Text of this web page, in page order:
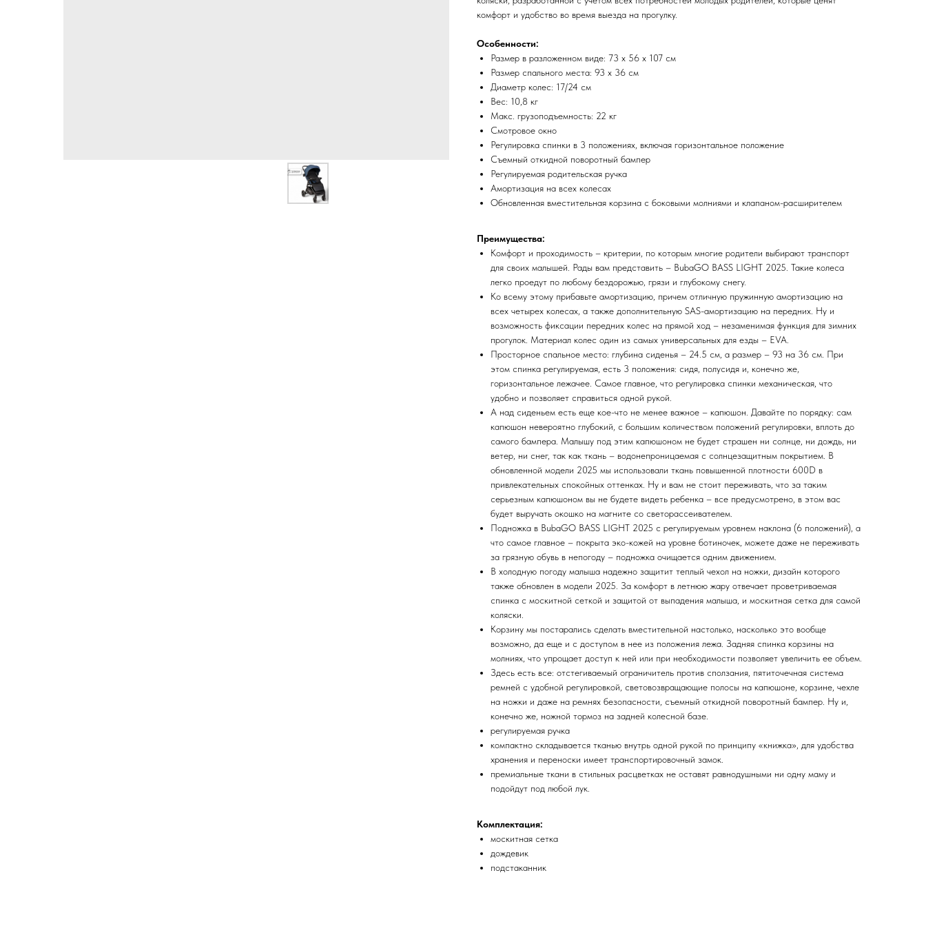
комфорт и удобство во время выезда на прогулку.
Особенности:
Размер в разложенном виде: 73 x 56 х 107 см
Размер спального места: 93 х 36 см
Диаметр колес: 17/24 см
Вес: 10,8 кг
Макс. грузоподъемность: 22 кг
Смотровое окно
Регулировка спинки в 3 положениях, включая горизонтальное положение
Съемный откидной поворотный бампер
Регулируемая родительская ручка
Амортизация на всех колесах
Обновленная вместительная корзина с боковыми молниями и клапаном-расширителем
Преимущества:
Комфорт и проходимость – критерии, по которым многие родители выбирают транспорт
для своих малышей. Рады вам представить – BubaGO BASS LIGHT 2025. Такие колеса
легко проедут по любому бездорожью, грязи и глубокому снегу.
Ко всему этому прибавьте амортизацию, причем отличную пружинную амортизацию на
всех четырех колесах, а также дополнительную SAS-амортизацию на передних. Ну и
возможность фиксации передних колес на прямой ход – незаменимая функция для зимних
прогулок. Материал колес один из самых универсальных для езды – EVA.
Просторное спальное место: глубина сиденья – 24.5 см, а размер – 93 на 36 см. При
этом спинка регулируемая, есть 3 положения: сидя, полусидя и, конечно же,
горизонтальное лежачее. Самое главное, что регулировка спинки механическая, что
удобно и позволяет справиться одной рукой.
А над сиденьем есть еще кое-что не менее важное – капюшон. Давайте по порядку: сам
капюшон невероятно глубокий, с большим количеством положений регулировки, вплоть до
самого бампера. Малышу под этим капюшоном не будет страшен ни солнце, ни дождь, ни
ветер, ни снег, так как ткань – водонепроницаемая с солнцезащитным покрытием. В
обновленной модели 2025 мы использовали ткань повышенной плотности 600D в
привлекательных спокойных оттенках. Ну и вам не стоит переживать, что за таким
серьезным капюшоном вы не будете видеть ребенка – все предусмотрено, в этом вас
будет выручать окошко на магните со светорассеивателем.
Подножка в BubaGO BASS LIGHT 2025 с регулируемым уровнем наклона (6 положений), а
что самое главное – покрыта эко-кожей на уровне ботиночек, можете даже не переживать
за грязную обувь в непогоду – подножка очищается одним движением.
В холодную погоду малыша надежно защитит теплый чехол на ножки, дизайн которого
также обновлен в модели 2025. За комфорт в летнюю жару отвечает проветриваемая
спинка с москитной сеткой и защитой от выпадения малыша, и москитная сетка для самой
коляски.
Корзину мы постарались сделать вместительной настолько, насколько это вообще
возможно, да еще и с доступом в нее из положения лежа. Задняя спинка корзины на
молниях, что упрощает доступ к ней или при необходимости позволяет увеличить ее объем.
Здесь есть все: отстегиваемый ограничитель против сползания, пятиточечная система
ремней с удобной регулировкой, световозвращающие полосы на капюшоне, корзине, чехле
на ножки и даже на ремнях безопасности, съемный откидной поворотный бампер. Ну и,
конечно же, ножной тормоз на задней колесной базе.
регулируемая ручка
компактно складывается тканью внутрь одной рукой по принципу «книжка», для удобства
хранения и переноски имеет транспортировочный замок.
премиальные ткани в стильных расцветках не оставят равнодушными ни одну маму и
подойдут под любой лук.
Комплектация:
москитная сетка
дождевик
подстаканник